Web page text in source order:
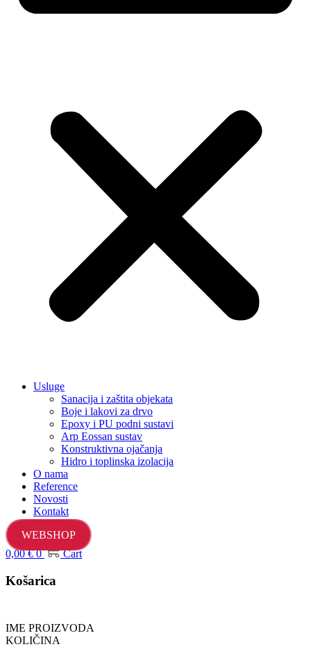
Usluge
Sanacija i zaštita objekata
Boje i lakovi za drvo
Epoxy i PU podni sustavi
Arp Eossan sustav
Konstruktivna ojačanja
Hidro i toplinska izolacija
O nama
Reference
Novosti
Kontakt
WEBSHOP
0,00€ 0 Cart
Košarica
IME PROIZVODA
KOLIČINA